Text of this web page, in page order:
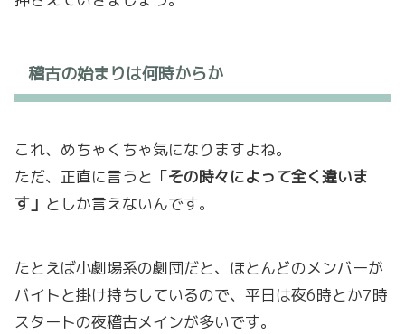
稽古の始まりは何時からか
これ、めちゃくちゃ気になりますよね。
ただ、正直に言うと「その時々によって全く違いま
す」 としか言えないんです。
たとえば小劇場系の劇団だと、ほとんどのメンバーが
バイトと掛け持ちしているので、平日は夜6時とか7時
スタートの夜稽古メインが多いです。